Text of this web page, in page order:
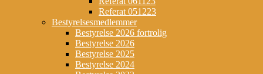
Referat 051223
Bestyrelsesmedlemmer
Bestyrelse 2026 fortrolig
Bestyrelse 2026
Bestyrelse 2025
Bestyrelse 2024